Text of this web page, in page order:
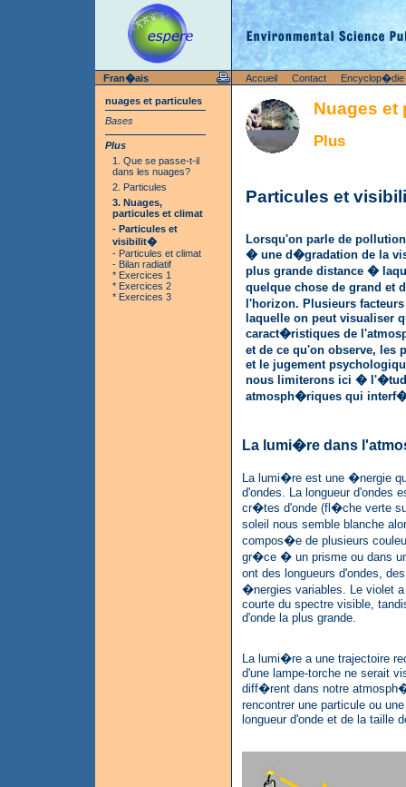
Fran�ais Accueil Contact Encyclop�die
nuages et particules
Bases
Plus
1. Que se passe-t-il
dans les nuages?
2. Particules
3. Nuages,
particules et climat
- Particules et
visibilit�
- Particules et climat
- Bilan radiatif
* Exercices 1
* Exercices 2
* Exercices 3
Nuages et
Plus
Particules et
Lorsqu'on parle de
� une d�gradation de la
plus grande distance �
quelque chose de grand
l'horizon. Plusieurs
laquelle on peut visualiser
caract�ristiques de
et de ce qu'on observe,
et le jugement
nous limiterons ici �
atmosph�riques qui
La lumi�re dans
La lumi�re est une �nergie
d'ondes. La longueur d'ondes
cr�tes d'onde (fl�che verte
soleil nous semble blanche
compos�e de plusieurs
gr�ce � un prisme ou dans
ont des longueurs d'ondes,
�nergies variables. Le violet a
courte du spectre visible,
d'onde la plus grande.
La lumi�re a une trajectoire
d'une lampe-torche ne serait
diff�rent dans notre
rencontrer une particule ou
longueur d'onde et de la taille